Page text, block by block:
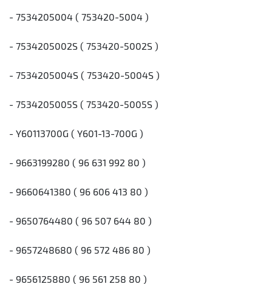
- 7534205004 ( 753420-5004 )
- 7534205002S ( 753420-5002S )
- 7534205004S ( 753420-5004S )
- 7534205005S ( 753420-5005S )
- Y60113700G ( Y601-13-700G )
- 9663199280 ( 96 631 992 80 )
- 9660641380 ( 96 606 413 80 )
- 9650764480 ( 96 507 644 80 )
- 9657248680 ( 96 572 486 80 )
- 9656125880 ( 96 561 258 80 )